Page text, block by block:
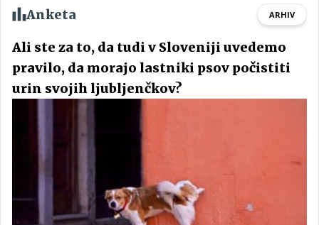
Anketa ARHIV
Ali ste za to, da tudi v Sloveniji uvedemo
pravilo, da morajo lastniki psov počistiti
urin svojih ljubljenčkov?